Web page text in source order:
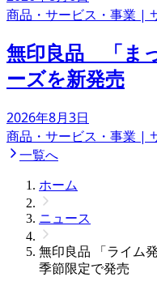
商品・サービス・事業 |
無印良品 「ま
ーズを新発売
2026年8月3日
商品・サービス・事業 |
一覧へ
ホーム
ニュース
無印良品 「ライム
季節限定で発売